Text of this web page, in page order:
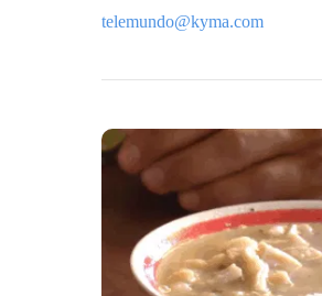
telemundo@kyma.com